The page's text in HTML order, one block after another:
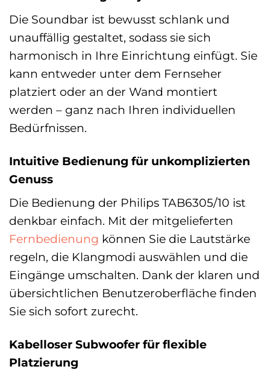
Die Soundbar ist bewusst schlank und
unauffällig gestaltet, sodass sie sich
harmonisch in Ihre Einrichtung einfügt. Sie
kann entweder unter dem Fernseher
platziert oder an der Wand montiert
werden – ganz nach Ihren individuellen
Bedürfnissen.
Intuitive Bedienung für unkomplizierten
Genuss
Die Bedienung der Philips TAB6305/10 ist
denkbar einfach. Mit der mitgelieferten
Fernbedienung können Sie die Lautstärke
regeln, die Klangmodi auswählen und die
Eingänge umschalten. Dank der klaren und
übersichtlichen Benutzeroberfläche finden
Sie sich sofort zurecht.
Kabelloser Subwoofer für flexible
Platzierung